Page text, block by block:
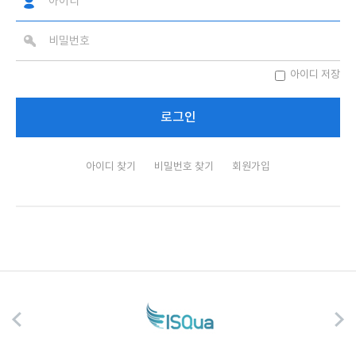
아이디 저장
아이디 찾기 비밀번호 찾기 회원가입